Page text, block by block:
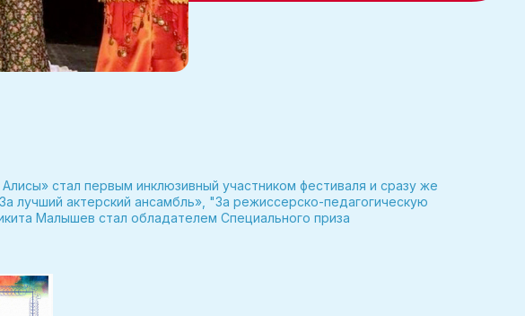
стал первым инклюзивный участником фестиваля и сразу же
лучший актерский ансамбль», "За режиссерско-педагогическую
Малышев стал обладателем Специального приза